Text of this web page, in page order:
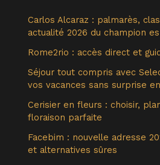
Carlos Alcaraz : palmarès,
actualité 2026 du champion
Rome2rio : accès direct et
Séjour tout compris avec
vos vacances sans surprise
Cerisier en fleurs : choisir,
floraison parfaite
Facebim : nouvelle adresse
et alternatives sûres